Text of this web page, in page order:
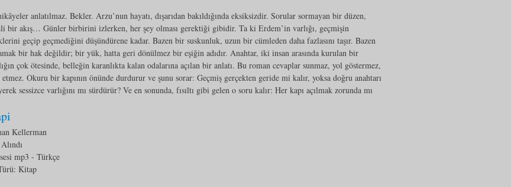
anlatılmaz. Bekler. Arzu’nun hayatı, dışarıdan bakıldığında eksiksizdir. Sorular sormayan bir düzen,
bir akış… Günler birbirini izlerken, her şey olması gerektiği gibidir. Ta ki Erdem’in varlığı, geçmişin
geçip geçmediğini düşündürene kadar. Bazen bir suskunluk, uzun bir cümleden daha fazlasını taşır. Bazen
bir hak değildir; bir yük, hatta geri dönülmez bir eşiğin adıdır. Anahtar, iki insan arasında kurulan bir
çok ötesinde, belleğin karanlıkta kalan odalarına açılan bir anlatı. Bu roman cevaplar sunmaz, yol göstermez,
Okuru bir kapının önünde durdurur ve şunu sorar: Geçmiş gerçekten geride mi kalır, yoksa doğru anahtarı
sessizce varlığını mı sürdürür? Ve en sonunda, fısıltı gibi gelen o soru kalır: Her kapı açılmak zorunda mı
Kellerman
mp3 - Türkçe
Kitap